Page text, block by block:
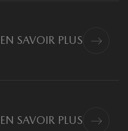
EN SAVOIR PLUS
EN SAVOIR PLUS